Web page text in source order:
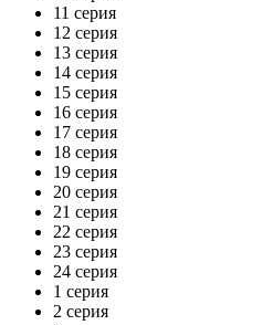
11 серия
12 серия
13 серия
14 серия
15 серия
16 серия
17 серия
18 серия
19 серия
20 серия
21 серия
22 серия
23 серия
24 серия
1 серия
2 серия